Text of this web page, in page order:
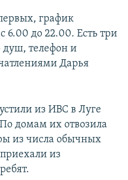
график
6.00 до 22.00. Есть три
телефон и
Дарья
из ИВС в Луге
домам их отвозила
из числа обычных
из